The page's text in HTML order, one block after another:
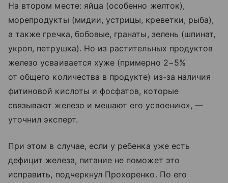
На втором месте: яйца (особенно желток),
морепродукты (мидии, устрицы, креветки, рыба),
а также гречка, бобовые, гранаты, зелень (шпинат,
укроп, петрушка). Но из растительных продуктов
железо усваивается хуже (примерно 2−5%
от общего количества в продукте) из-за наличия
фитиновой кислоты и фосфатов, которые
связывают железо и мешают его усвоению», —
уточнил эксперт.
При этом в случае, если у ребенка уже есть
дефицит железа, питание не поможет это
исправить, подчеркнул Прохоренко. По его